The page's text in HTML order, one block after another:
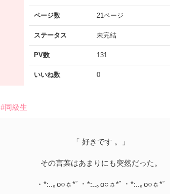
ページ数 21ページ
ステータス 未完結
PV数 131
いいね数 0
#同級生
「 好きです 。」
その言葉はあまりにも突然だった。
・*:..｡o○☼*ﾟ・*:..｡o○☼*ﾟ・*:..｡o○☼*ﾟ